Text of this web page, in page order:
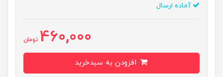
آماده ارسال
460,000 تومان